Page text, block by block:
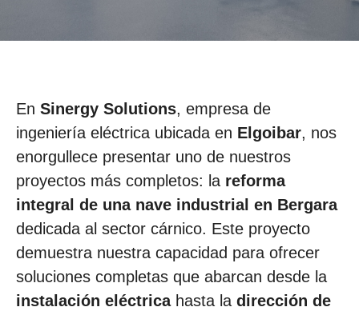
En Sinergy Solutions, empresa de
ingeniería eléctrica ubicada en Elgoibar, nos
enorgullece presentar uno de nuestros
proyectos más completos: la reforma
integral de una nave industrial en Bergara
dedicada al sector cárnico. Este proyecto
demuestra nuestra capacidad para ofrecer
soluciones completas que abarcan desde la
instalación eléctricahasta la dirección de